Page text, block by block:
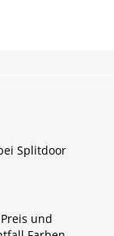
Splitdoor
und